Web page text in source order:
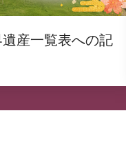
遺産一覧表への記